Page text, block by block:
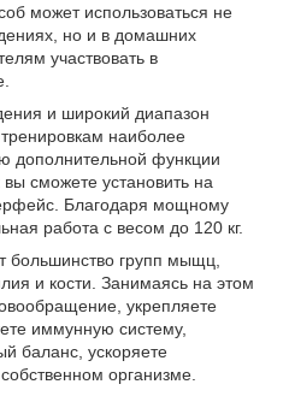
может использоваться не
но и в домашних
участвовать в
и широкий диапазон
наиболее
дополнительной функции
сможете установить на
Благодаря мощному
работа с весом до 120 кг.
большинство групп мыщц,
и кости. Занимаясь на этом
укрепляете
иммунную систему,
баланс, ускоряете
организме.